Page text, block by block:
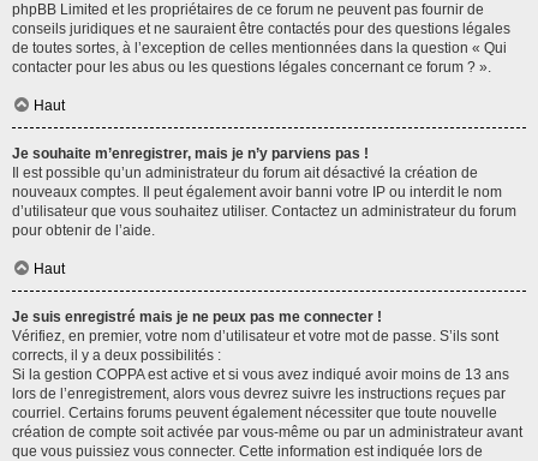
phpBB Limited et les propriétaires de ce forum ne peuvent pas fournir de
conseils juridiques et ne sauraient être contactés pour des questions légales
de toutes sortes, à l’exception de celles mentionnées dans la question « Qui
contacter pour les abus ou les questions légales concernant ce forum ? ».
Haut
Je souhaite m’enregistrer, mais je n’y parviens pas !
Il est possible qu’un administrateur du forum ait désactivé la création de
nouveaux comptes. Il peut également avoir banni votre IP ou interdit le nom
d’utilisateur que vous souhaitez utiliser. Contactez un administrateur du forum
pour obtenir de l’aide.
Haut
Je suis enregistré mais je ne peux pas me connecter !
Vérifiez, en premier, votre nom d’utilisateur et votre mot de passe. S’ils sont
corrects, il y a deux possibilités :
Si la gestion COPPA est active et si vous avez indiqué avoir moins de 13 ans
lors de l’enregistrement, alors vous devrez suivre les instructions reçues par
courriel. Certains forums peuvent également nécessiter que toute nouvelle
création de compte soit activée par vous-même ou par un administrateur avant
que vous puissiez vous connecter. Cette information est indiquée lors de